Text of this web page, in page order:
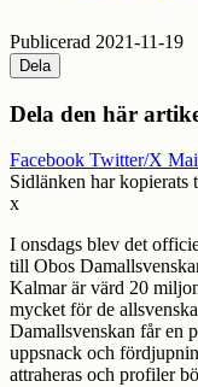
Publicerad 2021-11-19
Dela
Dela den här
Facebook Twitter/X
Sidlänken har
x
I onsdags blev det
till Obos
Kalmar är värd 20
mycket för de
Damallsvenskan får en
uppsnack och
attraheras och profiler